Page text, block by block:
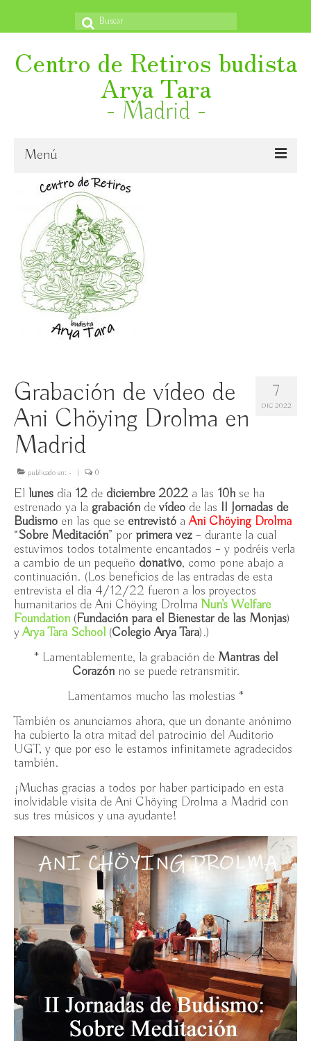
Buscar
por:
Centro de Retiros budista
Arya Tara
- Madrid -
Menú
Inicio
¿Quiénes somos?
Novedades
Emanación en vida de S. E. Ling Rinpoche VI.
Libertad Religiosa Internacional, 27 octubre – aparece
próximamente y un book trailer también
VI Jornadas de Budismo: Mindfulness / Sala Alcalá
16.10-27.11.26
Viaje budista a India y Nepal con ILH / 12-24
septiembre 2026 / RESERVA hasta 31 MAYO incl.
UNED / 25/3-13/5/26
Introducción al Budismo UAM / lunes y jueves
26/2-26/3/2026
Libro “Origen Dependiente & Vacuidad.
Introducción al Budismo II” / presentación breve en V
Jornadas de Budismo
V Jornadas de Budismo en Madrid: Budismo
Theravada / Espacio Ronda, sábado 22 noviembre ’25,
11h-14h
Exposición “A las puertas del budismo del Himalaya”
/ Espacio Ronda, 23/10-5/11/25 ambos incl.
Iconografía en el Arte Budista (2ª edición) UNED /
8/10/25-19/11/25
Introducción al Budismo (3ª edición) UNED /
2/10-20/11/25
Introducción al Budismo II: vacuidad / UNED,
miércoles 26/3-14/5/25
Theravada y Ramiro Calle” /18 de marzo 2025
Chikung por Fernando Quinzaños / todos los
martes de 12:30h-13:30h, Cr7 Fitness
IV Jornadas de Budismo en Madrid: Tara, lo budista
femenino / Espacio Ronda, sábado 23 noviembre 11h –
14h
Iconografía en el Arte Budista, UNED / miércoles
9/10-13/11/2024
Introducción al Budismo en la UNED / jueves
3/10-14/11/24
7
DIC 2022
Grabación de vídeo de
Ani Chöying Drolma en
Madrid
publicado en: - 0
El lunes día 12 de diciembre 2022 a las 10h se ha
estrenado ya la grabación devídeo de las II Jornadas de
Budismo en las que se entrevistó a Ani Chöying Drolma
“Sobre Meditación” por primera vez – durante la cual
estuvimos todos totalmente encantados – y podréis verla
a cambio de un pequeño donativo, como pone abajo a
continuación. (Los beneficios de las entradas de esta
entrevista el día 4/12/22 fueron a los proyectos
humanitarios de Ani Chöying Drolma Nun’s Welfare
Foundation (Fundación para el Bienestar de las Monjas)
yArya Tara School (Colegio Arya Tara).)
* Lamentablemente, la grabación de Mantras del
Corazónno se puede retransmitir.
Lamentamos mucho las molestias *
También os anunciamos ahora, que un donante anónimo
ha cubierto la otra mitad del patrocinio del Auditorio
UGT, y que por eso le estamos infinitamete agradecidos
también.
¡Muchas gracias a todos por haber participado en esta
inolvidable visita de Ani Chöying Drolma a Madrid con
sus tres músicos y una ayudante!